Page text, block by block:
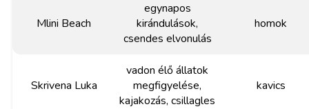
Mlini Beach
egynapos
kirándulások,
csendes elvonulás
homok
Skrivena Luka
vadon élő állatok
megfigyelése,
kajakozás, csillagles
kavics